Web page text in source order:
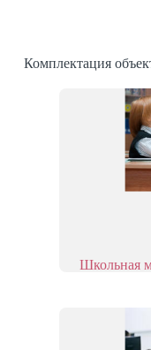
Комплектация
Школьная